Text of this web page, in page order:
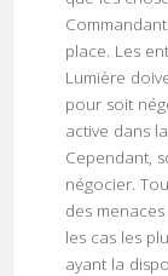
place. Les
Lumière
pour soit
active dans
Cependant,
négocier.
des
les cas les
ayant la